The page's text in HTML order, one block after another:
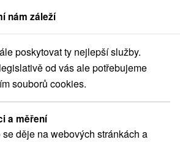
Žilinský kraj Leštiny Penzión Leštiny
nám záleží
poskytovat ty nejlepší služby.
od vás ale potřebujeme
souborů cookies.
a měření
děje na webových stránkách a